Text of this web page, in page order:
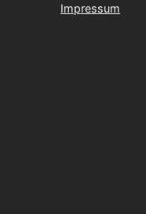
Impressum